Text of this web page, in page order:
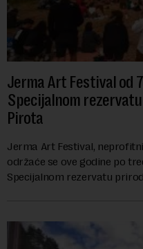
Jerma Art Festival od
Specijalnom
Pirota
Jerma Art Festival,
održaće se ove godine po
Specijalnom rezervatu